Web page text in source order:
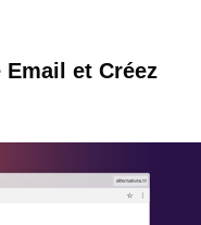
et Créez